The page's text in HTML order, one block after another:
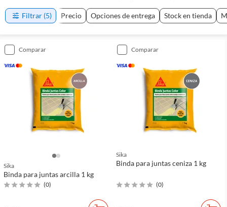
Filtrar (5) Precio Opciones de entrega Stock en tienda
comparar
Sika
Binda para juntas arcilla 1 kg
(0)
comparar
Sika
Binda para juntas ceniza 1 kg
(0)